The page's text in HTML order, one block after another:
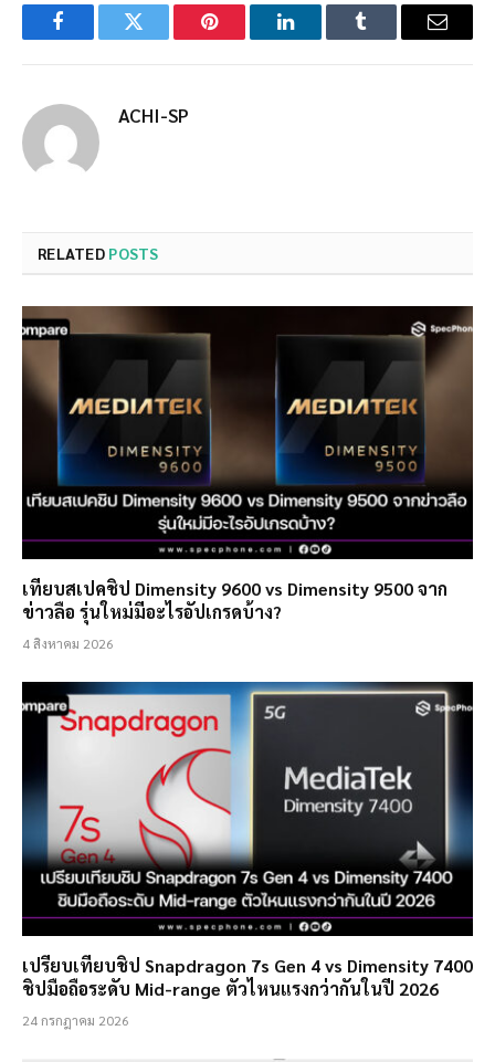
FacebookTwitter Pinterest LinkedInTumblr Email
ACHI-SP
RELATED POSTS
เทียบสเปคชิป Dimensity 9600 vs Dimensity 9500 จาก
ข่าวลือ รุ่นใหม่มีอะไรอัปเกรดบ้าง?
4 สิงหาคม 2026
เปรียบเทียบชิป Snapdragon 7s Gen 4 vs Dimensity 7400
ชิปมือถือระดับ Mid-range ตัวไหนแรงกว่ากันในปี 2026
24 กรกฎาคม 2026